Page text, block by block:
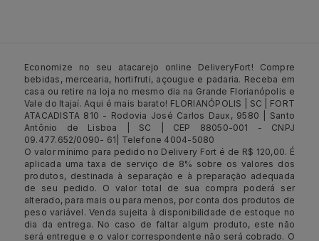
Economize no seu atacarejo online DeliveryFort! Compre
bebidas, mercearia, hortifruti, açougue e padaria. Receba em
casa ou retire na loja no mesmo dia na Grande Florianópolis e
Vale do Itajaí. Aqui é mais barato! FLORIANÓPOLIS | SC | FORT
ATACADISTA 810 - Rodovia José Carlos Daux, 9580 | Santo
Antônio de Lisboa | SC | CEP 88050-001 - CNPJ
09.477.652/0090- 61| Telefone 4004-5080
O valor mínimo para pedido no Delivery Fort é de R$ 120,00. É
aplicada uma taxa de serviço de 8% sobre os valores dos
produtos, destinada à separação e à preparação adequada
de seu pedido. O valor total de sua compra poderá ser
alterado, para mais ou para menos, por conta dos produtos de
peso variável. Venda sujeita à disponibilidade de estoque no
dia da entrega. No caso de faltar algum produto, este não
será entregue e o valor correspondente não será cobrado. O